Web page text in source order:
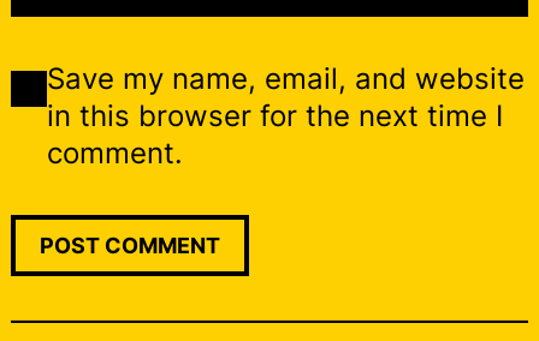
Save my name, email, and website
in this browser for the next time I
comment.